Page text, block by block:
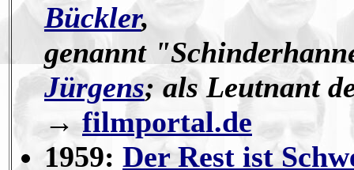
Bückler,
genannt
Jürgens; als Leutnant
→filmportal.de
1959: Der Rest ist